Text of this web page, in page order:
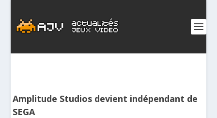
Amplitude Studios devient indépendant de
SEGA